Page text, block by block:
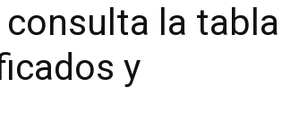
consulta la tabla
y